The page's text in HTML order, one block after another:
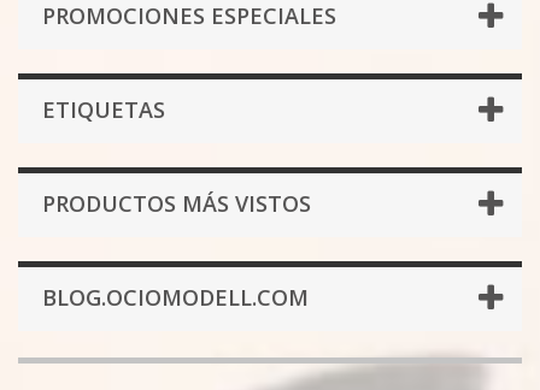
PROMOCIONES ESPECIALES
ETIQUETAS
PRODUCTOS MÁS VISTOS
BLOG.OCIOMODELL.COM